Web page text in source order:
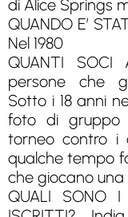
di Alice Springs
QUANDO E’
Nel 1980
QUANTI
persone che
Sotto i 18 anni
foto di
torneo contro i
qualche tempo
che giocano
QUALI SONO I